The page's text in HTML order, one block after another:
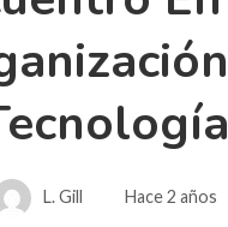
L. Gill Hace 2 años